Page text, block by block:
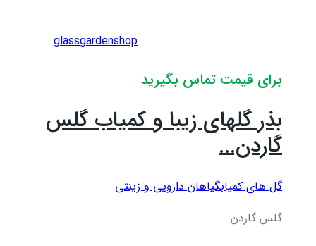
glassgardenshop
برای قیمت تماس بگیرید
بذر گلهای زیبا و کمیاب گلس
گاردن...
گل های کمیابگیاهان دارویی و زینتی
گلس گاردن